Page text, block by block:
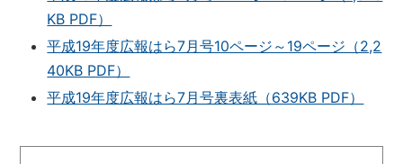
KB PDF）
平成19年度広報はら7月号10ページ～19ページ（2,2
40KB PDF）
平成19年度広報はら7月号裏表紙（639KB PDF）